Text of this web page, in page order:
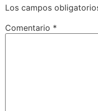
Los campos
Comentario *